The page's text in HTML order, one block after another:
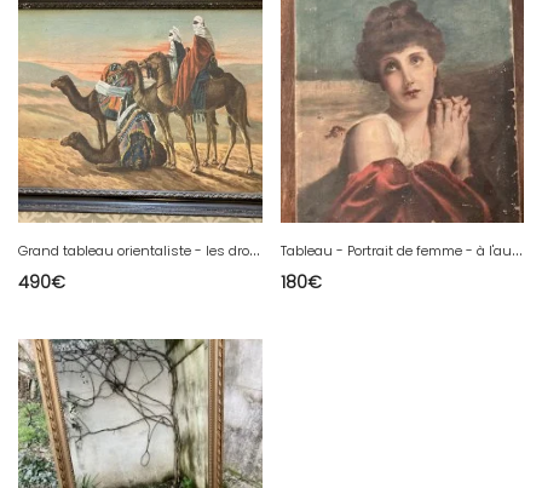
G
rand tableau orientaliste - les dromadaires et les bédouins dans le désert - Krugler
490€
T
ableau - Portrait de femme - à l'aube du surréalisme
180€